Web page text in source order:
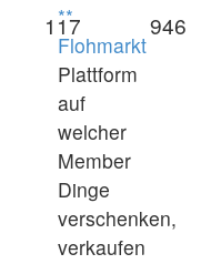
**
Flohmarkt
Plattform
auf
welcher
Member
Dinge
verschenken,
verkaufen
117 946